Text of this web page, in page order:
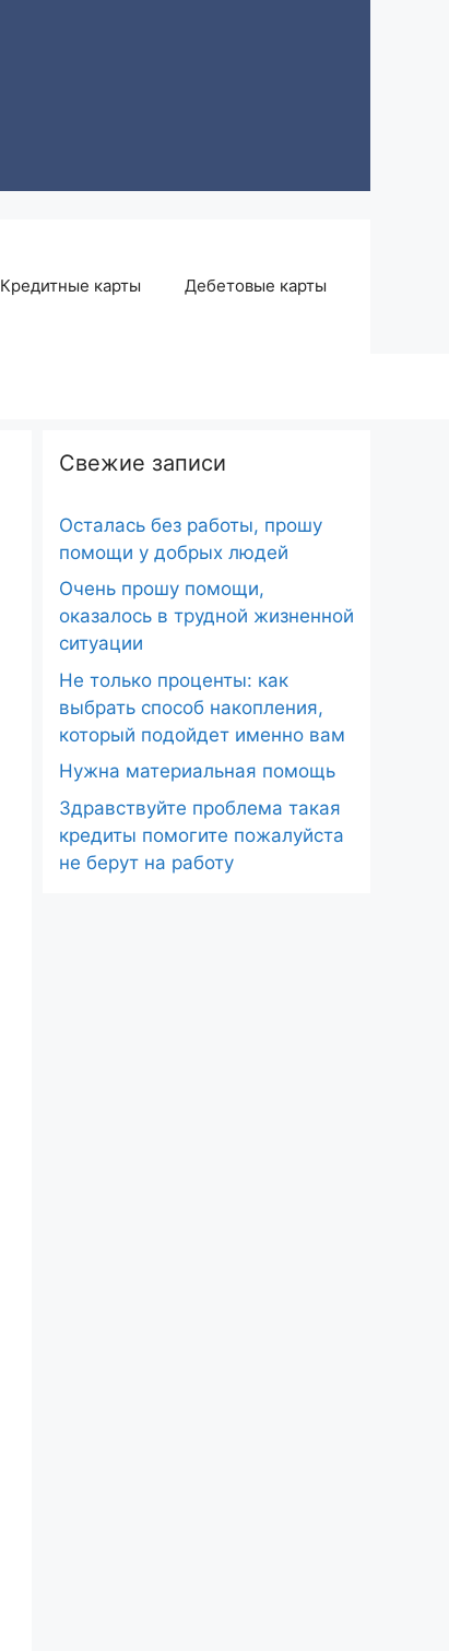
Кредитные карты Дебетовые карты
Свежие записи
Осталась без работы, прошу
помощи у добрых людей
Очень прошу помощи,
оказалось в трудной жизненной
ситуации
Не только проценты: как
выбрать способ накопления,
который подойдет именно вам
Нужна материальная помощь
Здравствуйте проблема такая
кредиты помогите пожалуйста
не берут на работу